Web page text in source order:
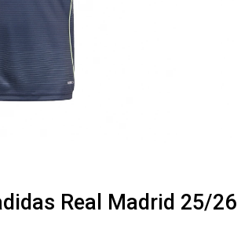
Real Madrid 25/26